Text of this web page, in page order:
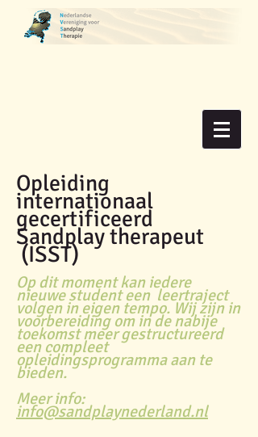
Opleiding
internationaal
gecertificeerd
Sandplay therapeut
(ISST)
Op dit moment kan iedere
nieuwe student een leertraject
volgen in eigen tempo. Wij zijn in
voorbereiding om in de nabije
toekomst meer gestructureerd
een compleet
opleidingsprogramma aan te
bieden.
Meer info:
info@sandplaynederland.nl